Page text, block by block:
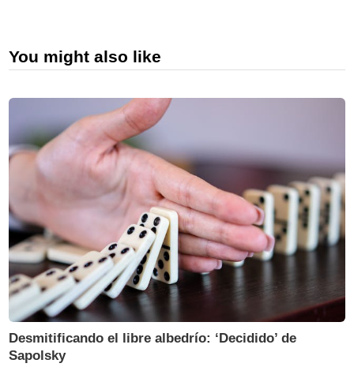
You might also like
Desmitificando el libre albedrío: ‘Decidido’ de
Sapolsky